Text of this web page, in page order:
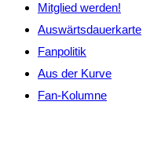
Mitglied werden!
Auswärtsdauerkarte
Fanpolitik
Aus der Kurve
Fan-Kolumne